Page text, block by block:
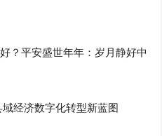
？平安盛世年年：岁月静好中
经济数字化转型新蓝图